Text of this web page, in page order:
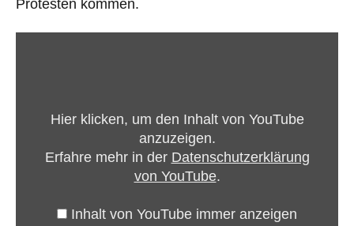
Protesten kommen.
MineralienHier klicken, um den Inhalt von YouTube
anzuzeigen.
Erfahre mehr in der Datenschutzerklärung
von YouTube.
Inhalt von YouTube immer anzeigen